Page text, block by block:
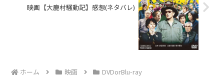
映画【大鹿村騒動記】感想(ネタバレ)
ホーム 映画 DVDorBlu-ray